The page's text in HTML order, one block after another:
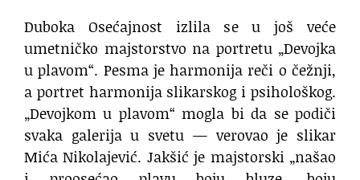
Duboka Osećajnost izlila se u još veće
umetničko majstorstvo na portretu „Devojka
u plavom“. Pesma je harmonija reči o čežnji,
a portret harmonija slikarskog i psihološkog.
„Devojkom u plavom“ mogla bi da se podiči
svaka galerija u svetu — verovao je slikar
Mića Nikolajević. Jakšić je majstorski „našao